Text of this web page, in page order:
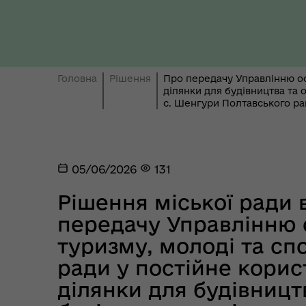
Ради України з прав людини
Регіональне представництво
Уповноваженого Верховної
Ради України з прав людини у
Головна Рішення
Про передачу Управлінню
ділянки для будівництва
с. Шенгури Полтавського
05/06/2026 131
Рішення міської ради
передачу Управлінню
туризму, молоді та
ради у постійне
ділянки для